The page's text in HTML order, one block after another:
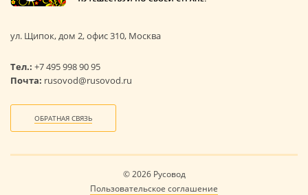
ул. Щипок, дом 2, офис 310, Москва
Тел.: +7 495 998 90 95
Почта: rusovod@rusovod.ru
ОБРАТНАЯ СВЯЗЬ
© 2026 Русовод
Пользовательское соглашение